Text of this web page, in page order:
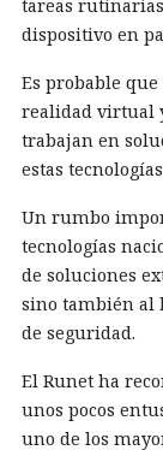
tareas
dispositivo en
Es probable
realidad virtual
trabajan en
estas
Un rumbo
tecnologías
de soluciones
sino también al
de seguridad.
El Runet ha
unos pocos
uno de los